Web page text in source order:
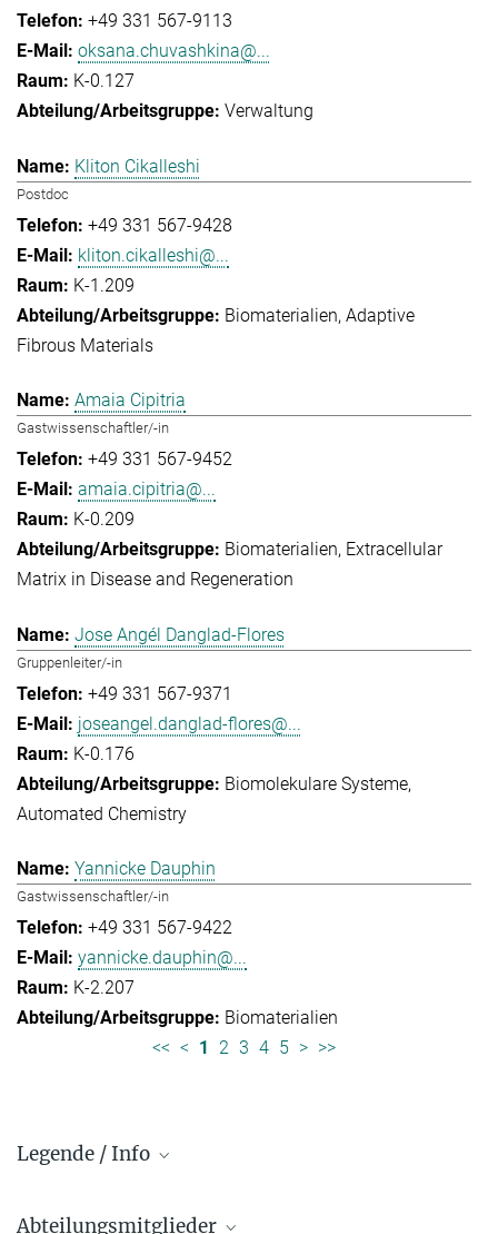
+49 331 567-9113
oksana.chuvashkina@...
K-0.127
Verwaltung
Kliton Cikalleshi
Postdoc
+49 331 567-9428
kliton.cikalleshi@...
K-1.209
Biomaterialien Adaptive
Fibrous Materials
Amaia Cipitria
Gastwissenschaftler/-in
+49 331 567-9452
amaia.cipitria@...
K-0.209
Biomaterialien Extracellular
Matrix in Disease and Regeneration
Jose Angél Danglad-Flores
Gruppenleiter/-in
+49 331 567-9371
joseangel.danglad-flores@...
K-0.176
Biomolekulare Systeme
Automated Chemistry
Yannicke Dauphin
Gastwissenschaftler/-in
+49 331 567-9422
yannicke.dauphin@...
K-2.207
Biomaterialien
<< < 1 2 3 4 5 > >>
Legende / Info
Abteilungsmitglieder